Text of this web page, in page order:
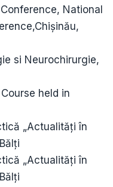
National
si Neurochirurgie,
held in
„Actualități în
„Actualități în